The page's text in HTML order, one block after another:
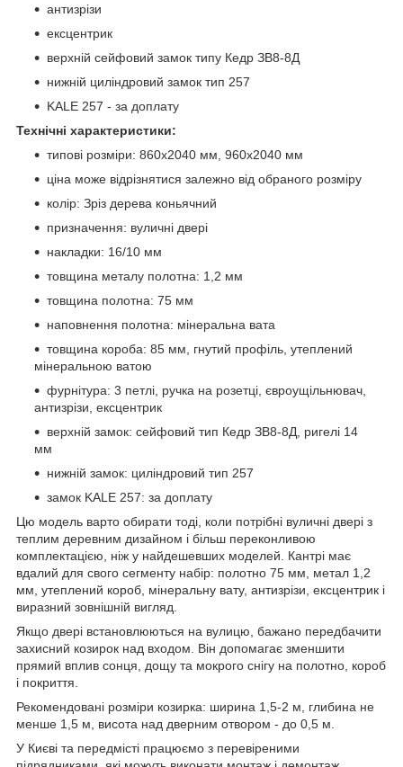
антизрізи
ексцентрик
верхній сейфовий замок типу Кедр ЗВ8-8Д
нижній циліндровий замок тип 257
KALE 257 - за доплату
Технічні характеристики:
типові розміри: 860x2040 мм, 960x2040 мм
ціна може відрізнятися залежно від обраного розміру
колір: Зріз дерева коньячний
призначення: вуличні двері
накладки: 16/10 мм
товщина металу полотна: 1,2 мм
товщина полотна: 75 мм
наповнення полотна: мінеральна вата
товщина короба: 85 мм, гнутий профіль, утеплений
мінеральною ватою
фурнітура: 3 петлі, ручка на розетці, євроущільнювач,
антизрізи, ексцентрик
верхній замок: сейфовий тип Кедр ЗВ8-8Д, ригелі 14
мм
нижній замок: циліндровий тип 257
замок KALE 257: за доплату
Цю модель варто обирати тоді, коли потрібні вуличні двері з
теплим деревним дизайном і більш переконливою
комплектацією, ніж у найдешевших моделей. Кантрі має
вдалий для свого сегменту набір: полотно 75 мм, метал 1,2
мм, утеплений короб, мінеральну вату, антизрізи, ексцентрик і
виразний зовнішній вигляд.
Якщо двері встановлюються на вулицю, бажано передбачити
захисний козирок над входом. Він допомагає зменшити
прямий вплив сонця, дощу та мокрого снігу на полотно, короб
і покриття.
Рекомендовані розміри козирка: ширина 1,5-2 м, глибина не
менше 1,5 м, висота над дверним отвором - до 0,5 м.
У Києві та передмісті працюємо з перевіреними